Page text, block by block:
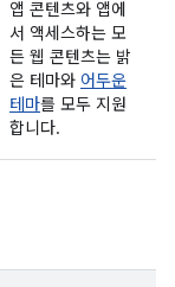
앱 콘텐츠와 앱에
서 액세스하는 모
든 웹 콘텐츠는 밝
은 테마와 어두운
테마를 모두 지원
합니다.